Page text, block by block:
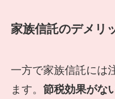
家族信託のデメリ
一方で家族信託には
ます。 節税効果がな